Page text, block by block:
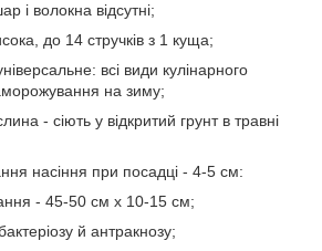
і волокна відсутні;
до 14 стручків з 1 куща;
всі види кулінарного
на зиму;
- сіють у відкритий грунт в травні
насіння при посадці - 4-5 см:
- 45-50 см х 10-15 см;
й антракнозу;